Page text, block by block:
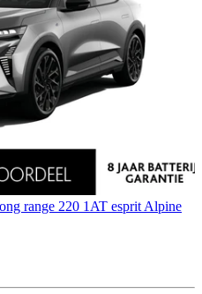
range 220 1AT esprit Alpine